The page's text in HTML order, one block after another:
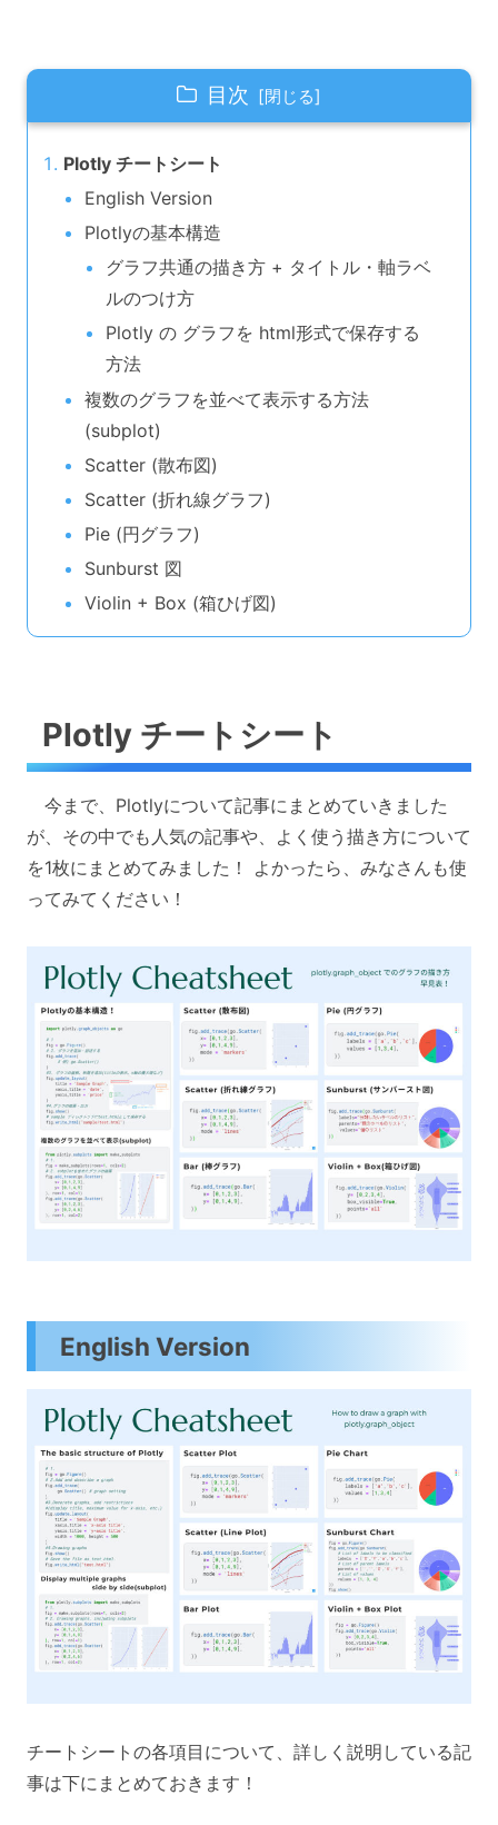
目次
Plotly チートシート
English Version
Plotlyの基本構造
グラフ共通の描き方 + タイトル・軸ラベ
ルのつけ方
Plotly の グラフを html形式で保存する
方法
複数のグラフを並べて表示する方法
(subplot)
Scatter (散布図)
Scatter (折れ線グラフ)
Pie (円グラフ)
Sunburst 図
Violin + Box (箱ひげ図)
Plotly チートシート
今まで、Plotlyについて記事にまとめていきました
が、その中でも人気の記事や、よく使う描き方について
を1枚にまとめてみました！ よかったら、みなさんも使
ってみてください！
English Version
チートシートの各項目について、詳しく説明している記
事は下にまとめておきます！